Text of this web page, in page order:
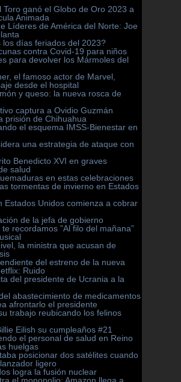
Toro ganó el Globo de Oro 2023 a
Animada
Líderes de América del Norte: Joe
los días feriados del 2023?
contra Covid-19 para niños
para devolver los Mármoles del
el famoso actor de Marvel,
desde el hospital
y queso: la nueva rosca de
captura a Ovidio Guzmán
prisión de Chihuahua
el esquema IMSS-Bienestar en
una estrategia de ataque con
Benedicto XVI en graves
salud
en estas celebraciones
tormentas de invierno en Estados
Estados Unidos comienza a cobrar
de la jefa de gobierno
recordamos ”Al filo del mañana”
la ministra que acusan de
del estreno de la nueva
Ruido
del presidente de Ucrania a la
abastecimiento de medicamentos
afrontarlo el presidente
trabajo reubicando los felinos
Eilish su cumpleaños #21
el personal de salud en Reino
huelgas
posicionar dos satélites cuando
ligero
logra la fusión nuclear